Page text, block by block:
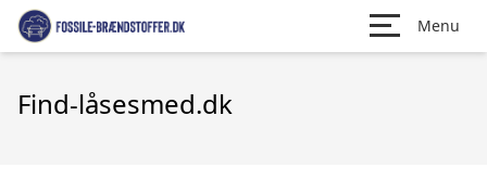
Menu
Find-låsesmed.dk